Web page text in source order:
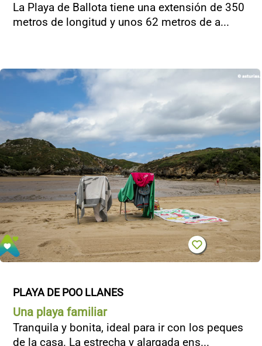
La Playa de Ballota tiene una extensión de 350
metros de longitud y unos 62 metros de a...
PLAYA DE POO LLANES
Una playa familiar
Tranquila y bonita, ideal para ir con los peques
de la casa. La estrecha y alargada ens...